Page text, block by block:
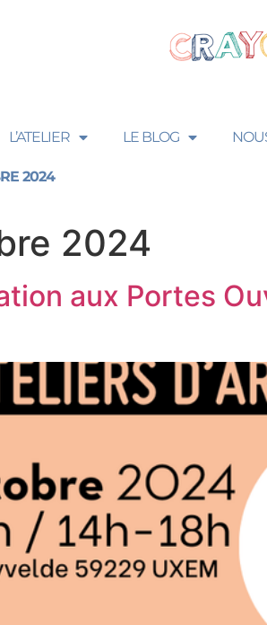
L’ATELIER LE BLOG
2024
2024
aux Portes